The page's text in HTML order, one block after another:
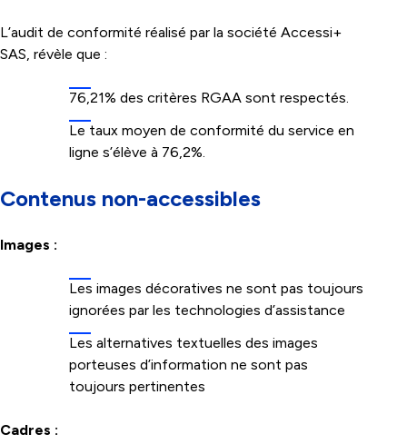
L’audit de conformité réalisé par la société Accessi+
SAS, révèle que :
76,21% des critères RGAA sont respectés.
Le taux moyen de conformité du service en
ligne s’élève à 76,2%.
Contenus non-accessibles
Images :
Les images décoratives ne sont pas toujours
ignorées par les technologies d’assistance
Les alternatives textuelles des images
porteuses d’information ne sont pas
toujours pertinentes
Cadres :